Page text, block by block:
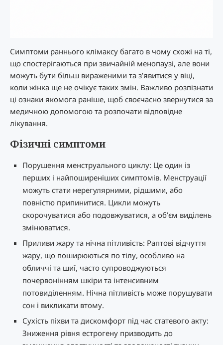
Симптоми раннього клімаксу багато в чому схожі на ті,
що спостерігаються при звичайній менопаузі, але вони
можуть бути більш вираженими та з’явитися у віці,
коли жінка ще не очікує таких змін. Важливо розпізнати
ці ознаки якомога раніше, щоб своєчасно звернутися за
медичною допомогою та розпочати відповідне
лікування.
Фізичні симптоми
Порушення менструального циклу: Це один із
перших і найпоширеніших симптомів. Менструації
можуть стати нерегулярними, рідшими, або
повністю припинитися. Цикли можуть
скорочуватися або подовжуватися, а об’єм виділень
змінюватися.
Приливи жару та нічна пітливість: Раптові відчуття
жару, що поширюються по тілу, особливо на
обличчі та шиї, часто супроводжуються
почервонінням шкіри та інтенсивним
потовиділенням. Нічна пітливість може порушувати
сон і викликати втому.
Сухість піхви та дискомфорт під час статевого акту:
Зниження рівня естрогену призводить до